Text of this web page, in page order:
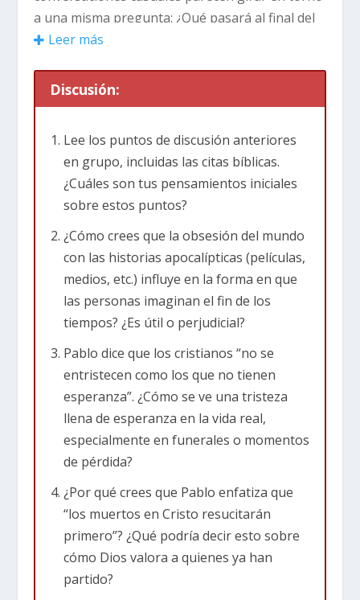
a una misma pregunta: ¿Qué pasará al final del
mundo? Es una de las grandes interrogantes
responderla con dramatismo.
intentado imaginar el fin: Armageddon, donde
un enorme asteroide amenaza toda forma de
vida; El día después de mañana, un desastre
climático con consecuencias globales; Soy
leyenda, en la que un virus elimina a la mayoría
de la humanidad y deja a un único sobreviviente;
Avengers: Infinity War y Endgame, donde un
villano cósmico elimina la mitad de la vida y los
héroes luchan por restaurarla. Otra más:
del rapto, donde las personas desaparecen
misteriosamente y el caos sigue.
Hoy vamos a examinar de dónde viene esa idea
cristiana del rapto. Estudiaremos1
Tesalonicenses 4:13–18
son fundamentales para ese tema. Para
algunos, es una idea confusa; para otros, una
fuente de esperanza. Pero para todos, vale la
pena entenderla directamente desde la Biblia.
Aunque la palabra “rapto” no aparece como tal
Leer más
Discusión:
Lee los puntos de discusión anteriores
en grupo, incluidas las citas bíblicas.
¿Cuáles son tus pensamientos iniciales
sobre estos puntos?
¿Cómo crees que la obsesión del mundo
con las historias apocalípticas (películas,
medios, etc.) influye en la forma en que
las personas imaginan el fin de los
tiempos? ¿Es útil o perjudicial?
Pablo dice que los cristianos “no se
entristecen como los que no tienen
esperanza”. ¿Cómo se ve una tristeza
llena de esperanza en la vida real,
especialmente en funerales o momentos
de pérdida?
¿Por qué crees que Pablo enfatiza que
“los muertos en Cristo resucitarán
primero”? ¿Qué podría decir esto sobre
cómo Dios valora a quienes ya han
partido?